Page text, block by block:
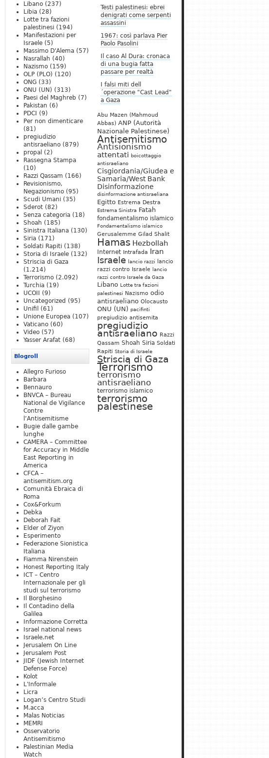
Testi palestinesi: ebrei
denigrati come serpenti
assassini
1967: così parlava Pier
Paolo Pasolini
Il caso Al Dura: cronaca
di una bugia fatta
passare per realtà
I falsi miti dell
´operazione "Cast Lead"
a Gaza
Abu Mazen (Mahmoud
Abbas) ANP (Autorità
Nazionale Palestinese)
Antisemitismo
Antisionismo
attentati boicottaggio
antisraeliano
Cisgiordania/Giudea e
Samaria/West Bank
Disinformazione
disinformazione antisraeliana
Egitto Estrema Destra
Estrema Sinistra Fatah
fondamentalismo islamico
Fondamentalismo islamico
Gerusalemme Gilad Shalit
Hamas Hezbollah
Internet Intrafada Iran
Israele lancio razzi
lancio
razzi contro Israele lancio
razzi contro Israele da Gaza
Libano Lotte tra fazioni
palestinesi Nazismo odio
antisraeliano Olocausto
ONU (UN) pacifinti
pregiudizio antisemita
pregiudizio
antisraeliano Razzi
Qassam Shoah Siria Soldati
Rapiti Storia di Israele
Striscia di Gaza
Terrorismo
terrorismo
antisraeliano
terrorismo islamico
terrorismo
palestinese
Libano (237)
Libia (28)
Lotte tra fazioni
palestinesi (194)
Manifestazioni per
Israele (5)
Massimo D'Alema (57)
Nasrallah (40)
Nazismo (159)
OLP (PLO) (120)
ONG (33)
ONU (UN) (313)
Paesi del Maghreb (7)
Pakistan (6)
PDCI
(9)
Per non dimenticare
(81)
pregiudizio
antisraeliano (879)
propal (2)
Rassegna Stampa
(10)
Razzi Qassam (166)
Revisionismo,
Negazionismo (95)
Scudi Umani (35)
Sderot (82)
Senza categoria (18)
Shoah (185)
Sinistra Italiana (130)
Siria (171)
Soldati Rapiti (138)
Storia di Israele (132)
Striscia di Gaza
(1.214)
Terrorismo (2.092)
Turchia (19)
UCOII
(9)
Uncategorized (95)
Unifil
(61)
Unione Europea (107)
Vaticano (60)
Video (57)
Yasser Arafat (68)
Blogroll
Allegro Furioso
Barbara
Bennauro
BNVCA – Bureau
National de Vigilance
Contre
l’Antisemitisme
Bugie dalle gambe
lunghe
CAMERA – Committee
for Accuracy in Middle
East Reporting in
America
CFCA –
antisemitism.org
Comunità Ebraica di
Roma
Cox&Forkum
Debka
Deborah Fait
Elder of Ziyon
Esperimento
Federazione Sionistica
Italiana
Fiamma Nirenstein
Honest Reporting Italy
ICT – Centro
Internazionale per gli
studi sul terrorismo
Il Borghesino
Il Contadino della
Galilea
Informazione Corretta
Israel national news
Israele.net
Jerusalem On Line
Jerusalem Post
JIDF (Jewish Internet
Defense Force)
Kolot
L'Informale
Licra
Logan’s Centro Studi
M.acca
Malas Noticias
MEMRI
Osservatorio
Antisemitismo
Palestinian Media
Watch